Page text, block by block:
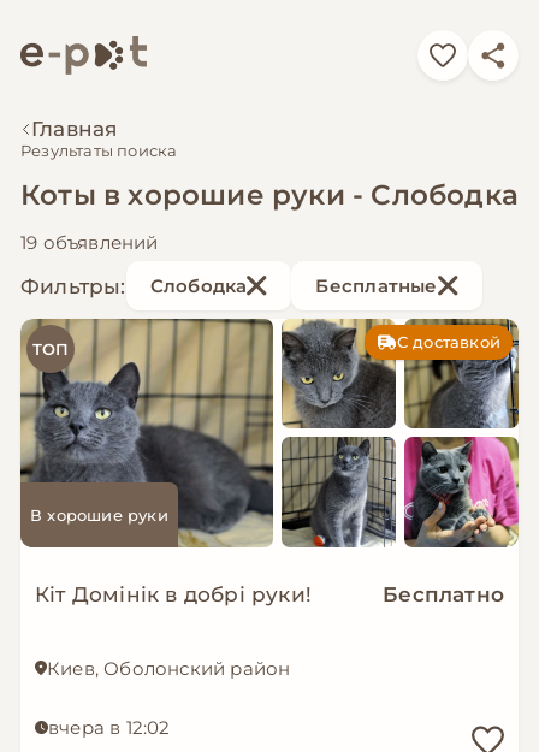
Главная
Результаты поиска
Коты в хорошие руки - Слободка
19 объявлений
Фильтры: Слободка Бесплатные
ТОП С доставкой
В хорошие руки
Кіт Домінік в добрі руки! Бесплатно
Киев, Оболонский район
вчера в 12:02